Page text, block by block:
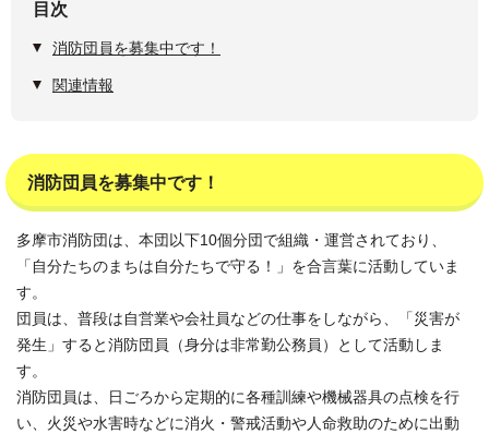
目次
消防団員を募集中です！
関連情報
消防団員を募集中です！
多摩市消防団は、本団以下10個分団で組織・運営されており、
「自分たちのまちは自分たちで守る！」を合言葉に活動していま
す。
団員は、普段は自営業や会社員などの仕事をしながら、「災害が
発生」すると消防団員（身分は非常勤公務員）として活動しま
す。
消防団員は、日ごろから定期的に各種訓練や機械器具の点検を行
い、火災や水害時などに消火・警戒活動や人命救助のために出動